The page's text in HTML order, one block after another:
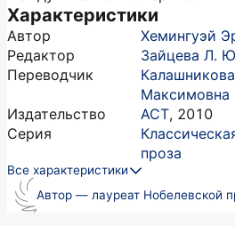
Характеристики
Автор
Хемингуэй
Редактор
Зайцева Л.
Переводчик
Максимовна
Издательство
АСТ, 2010
Серия
проза
Все характеристики
Автор — лауреат Нобелевской